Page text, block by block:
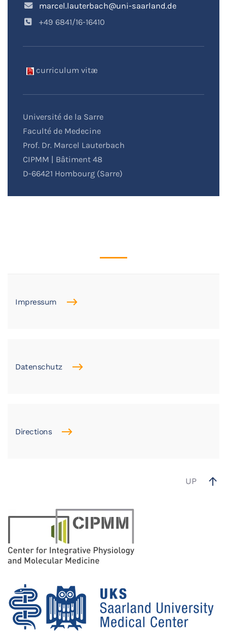
marcel.lauterbach@uni-saarland.de
+49 6841/16-16410
curriculum vitæ
Université de la Sarre
Faculté de Medecine
Prof. Dr. Marcel Lauterbach
CIPMM | Bâtiment 48
D-66421 Hombourg (Sarre)
Impressum
Datenschutz
Directions
UP